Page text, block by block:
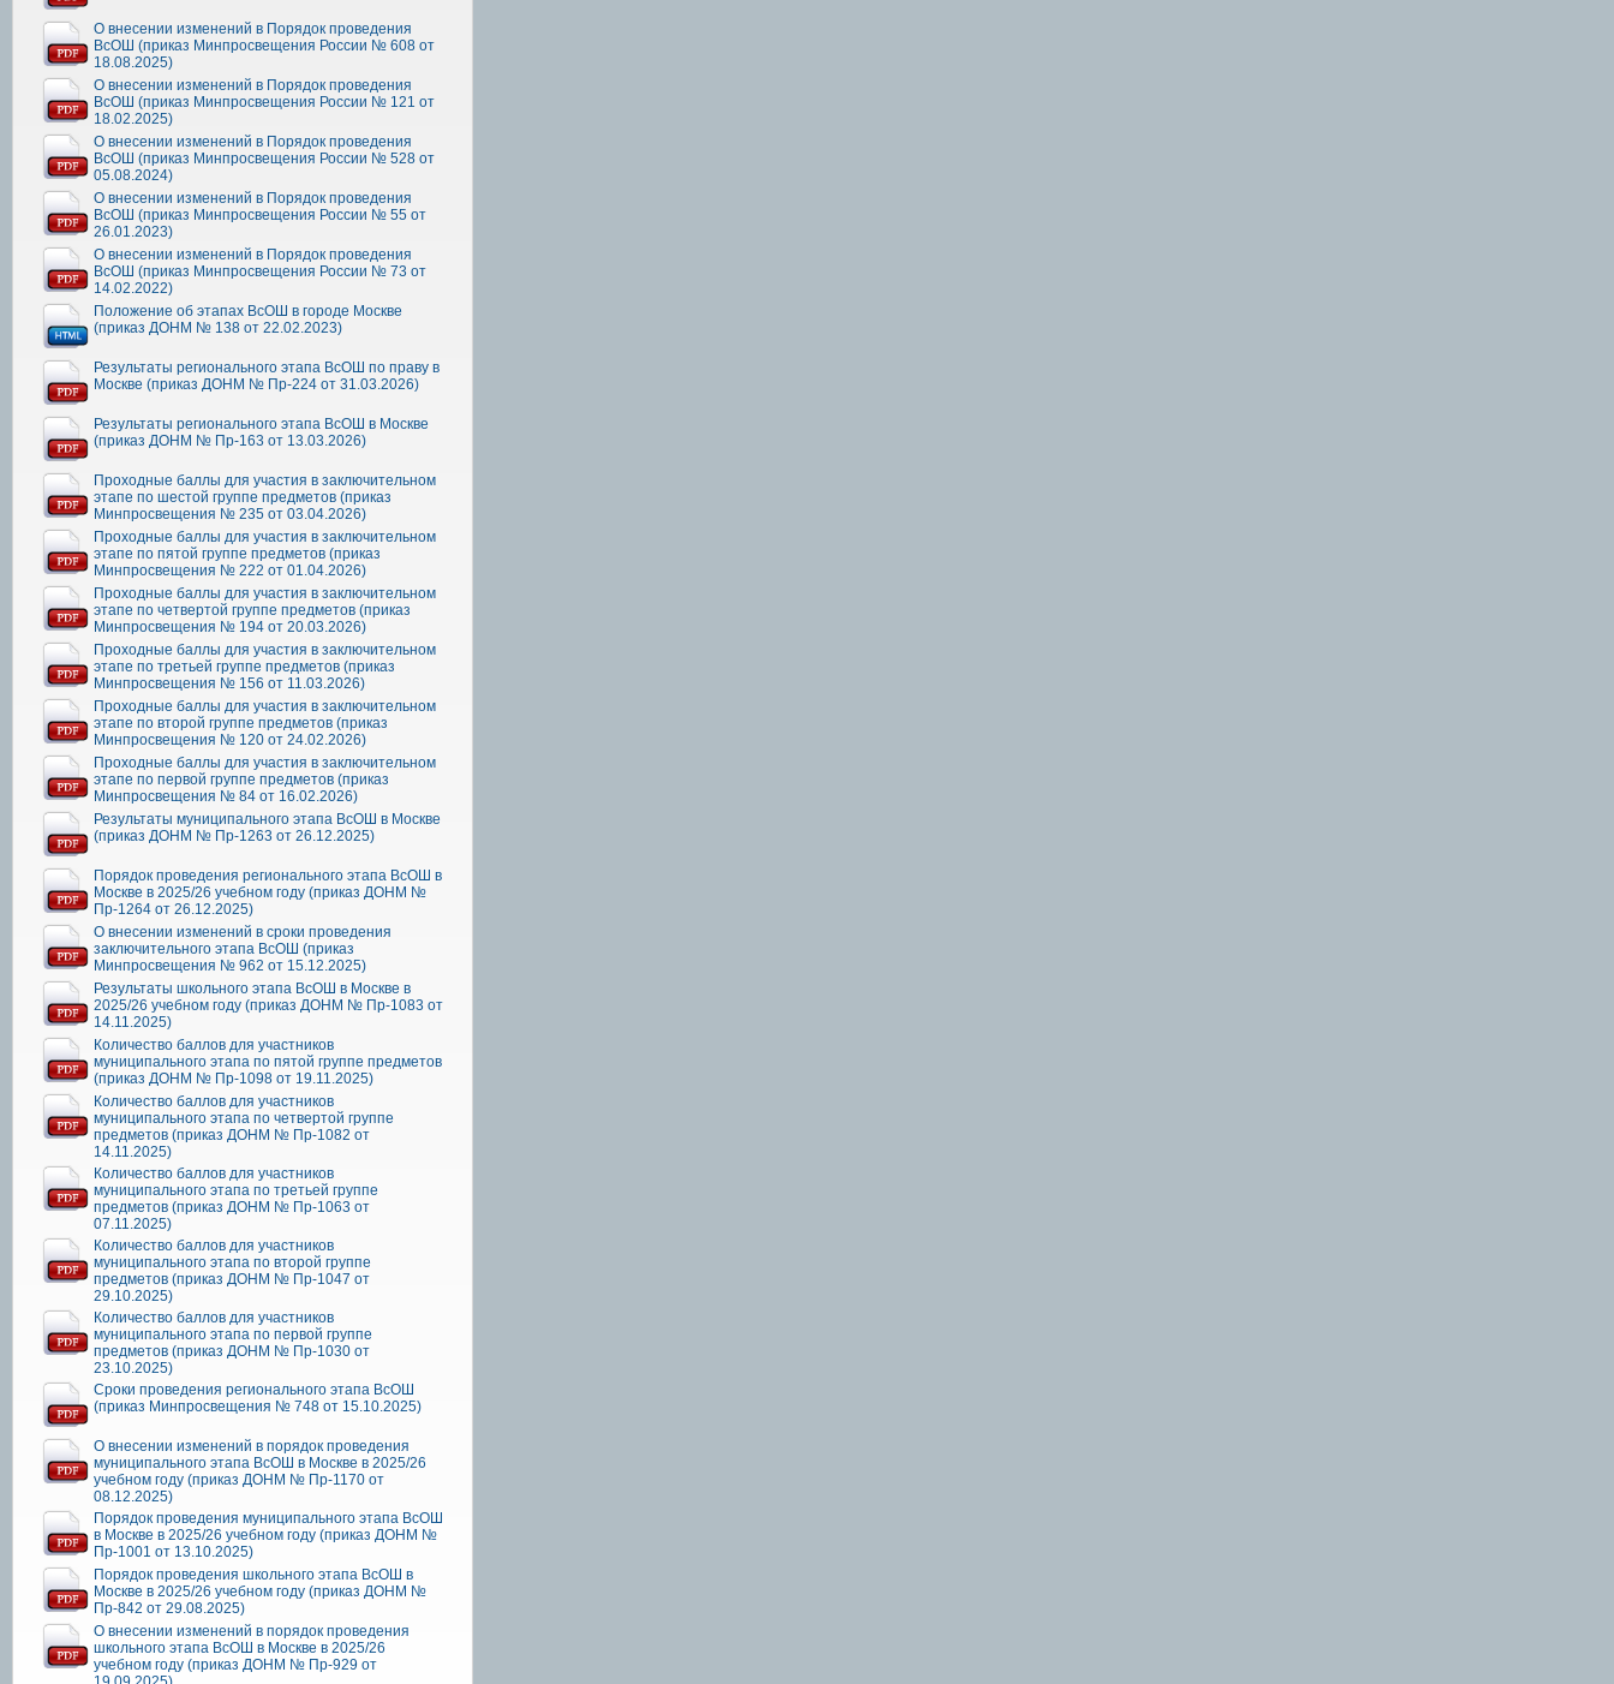
О внесении изменений в Порядок проведения
ВсОШ (приказ Минпросвещения России № 608 от
18.08.2025)
О внесении изменений в Порядок проведения
ВсОШ (приказ Минпросвещения России № 121 от
18.02.2025)
О внесении изменений в Порядок проведения
ВсОШ (приказ Минпросвещения России № 528 от
05.08.2024)
О внесении изменений в Порядок проведения
ВсОШ (приказ Минпросвещения России № 55 от
26.01.2023)
О внесении изменений в Порядок проведения
ВсОШ (приказ Минпросвещения России № 73 от
14.02.2022)
Положение об этапах ВсОШ в городе Москве
(приказ ДОНМ № 138 от 22.02.2023)
Результаты регионального этапа ВсОШ по праву в
Москве (приказ ДОНМ № Пр-224 от 31.03.2026)
Результаты регионального этапа ВсОШ в Москве
(приказ ДОНМ № Пр-163 от 13.03.2026)
Проходные баллы для участия в заключительном
этапе по шестой группе предметов (приказ
Минпросвещения № 235 от 03.04.2026)
Проходные баллы для участия в заключительном
этапе по пятой группе предметов (приказ
Минпросвещения № 222 от 01.04.2026)
Проходные баллы для участия в заключительном
этапе по четвертой группе предметов (приказ
Минпросвещения № 194 от 20.03.2026)
Проходные баллы для участия в заключительном
этапе по третьей группе предметов (приказ
Минпросвещения № 156 от 11.03.2026)
Проходные баллы для участия в заключительном
этапе по второй группе предметов (приказ
Минпросвещения № 120 от 24.02.2026)
Проходные баллы для участия в заключительном
этапе по первой группе предметов (приказ
Минпросвещения № 84 от 16.02.2026)
Результаты муниципального этапа ВсОШ в Москве
(приказ ДОНМ № Пр-1263 от 26.12.2025)
Порядок проведения регионального этапа ВсОШ в
Москве в 2025/26 учебном году (приказ ДОНМ №
Пр-1264 от 26.12.2025)
О внесении изменений в сроки проведения
заключительного этапа ВсОШ (приказ
Минпросвещения № 962 от 15.12.2025)
Результаты школьного этапа ВсОШ в Москве в
2025/26 учебном году (приказ ДОНМ № Пр-1083 от
14.11.2025)
Количество баллов для участников
муниципального этапа по пятой группе предметов
(приказ ДОНМ № Пр-1098 от 19.11.2025)
Количество баллов для участников
муниципального этапа по четвертой группе
предметов (приказ ДОНМ № Пр-1082 от
14.11.2025)
Количество баллов для участников
муниципального этапа по третьей группе
предметов (приказ ДОНМ № Пр-1063 от
07.11.2025)
Количество баллов для участников
муниципального этапа по второй группе
предметов (приказ ДОНМ № Пр-1047 от
29.10.2025)
Количество баллов для участников
муниципального этапа по первой группе
предметов (приказ ДОНМ № Пр-1030 от
23.10.2025)
Сроки проведения регионального этапа ВсОШ
(приказ Минпросвещения № 748 от 15.10.2025)
О внесении изменений в порядок проведения
муниципального этапа ВсОШ в Москве в 2025/26
учебном году (приказ ДОНМ № Пр-1170 от
08.12.2025)
Порядок проведения муниципального этапа ВсОШ
в Москве в 2025/26 учебном году (приказ ДОНМ №
Пр-1001 от 13.10.2025)
Порядок проведения школьного этапа ВсОШ в
Москве в 2025/26 учебном году (приказ ДОНМ №
Пр-842 от 29.08.2025)
О внесении изменений в порядок проведения
школьного этапа ВсОШ в Москве в 2025/26
учебном году (приказ ДОНМ № Пр-929 от